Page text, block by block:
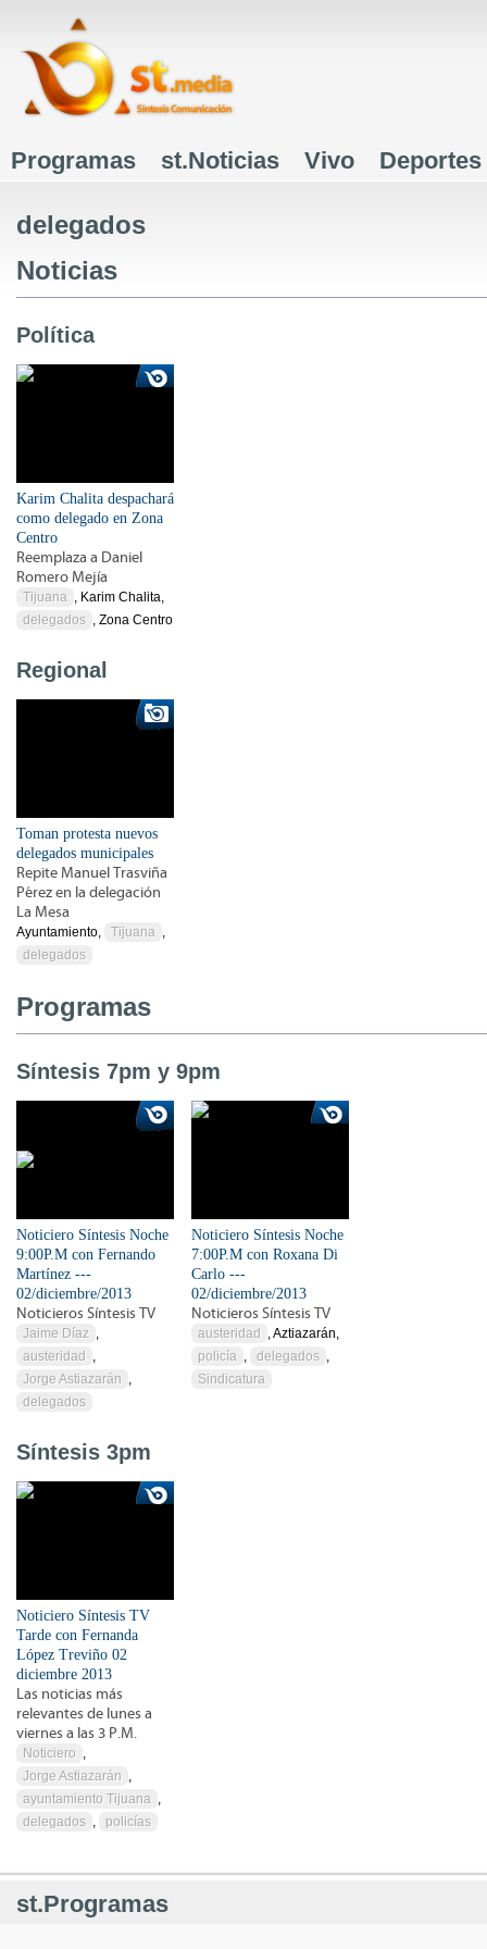
Menú principal
Programas st.Noticias Vivo Deportes
delegados
Noticias
Política
Karim Chalita despachará
como delegado en Zona
Centro
Reemplaza a Daniel
Romero Mejía
Tijuana , Karim Chalita,
delegados , Zona Centro
Regional
Toman protesta nuevos
delegados municipales
Repite Manuel Trasviña
Pérez en la delegación
La Mesa
Ayuntamiento, Tijuana ,
delegados
Programas
Síntesis 7pm y 9pm
Noticiero Síntesis Noche
9:00P.M con Fernando
Martínez ---
02/diciembre/2013
Noticieros Síntesis TV
Jaime Díaz ,
austeridad
,
Jorge Astiazarán ,
delegados
Noticiero Síntesis Noche
7:00P.M con Roxana Di
Carlo ---
02/diciembre/2013
Noticieros Síntesis TV
austeridad
, Aztiazarán,
policía , delegados ,
Sindicatura
Síntesis 3pm
Noticiero Síntesis TV
Tarde con Fernanda
López Treviño 02
diciembre 2013
Las noticias más
relevantes de lunes a
viernes a las 3 P.M.
Noticiero ,
Jorge Astiazarán ,
ayuntamiento Tijuana ,
delegados , policías
st.Programas